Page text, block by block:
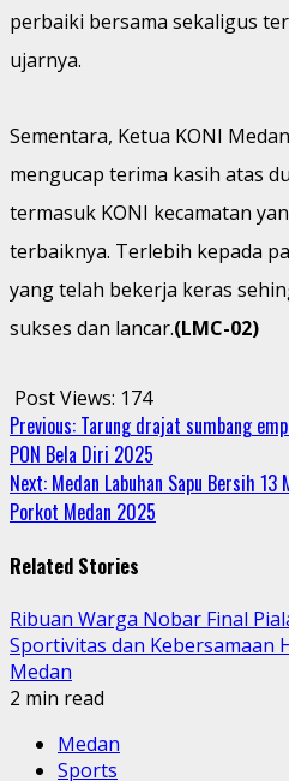
perbaiki bersama sekaligus
ujarnya.
Sementara, Ketua KONI
mengucap terima kasih atas
termasuk KONI kecamatan
terbaiknya. Terlebih kepada
yang telah bekerja keras
sukses dan lancar.(LMC-02)
Post Views: 174
Continue
Reading
Previous: Tarung drajat sumbang
PON Bela Diri 2025
Next: Medan Labuhan Sapu Bersih
Porkot Medan 2025
Related Stories
Ribuan Warga Nobar Final
Sportivitas dan Kebersamaan
Medan
2 min read
Medan
Sports